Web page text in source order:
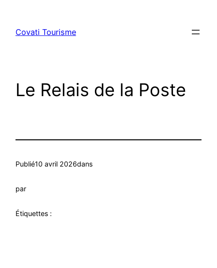
contenu
Covati Tourisme
Le Relais de la Poste
Publié10 avril 2026dans
par
Étiquettes :